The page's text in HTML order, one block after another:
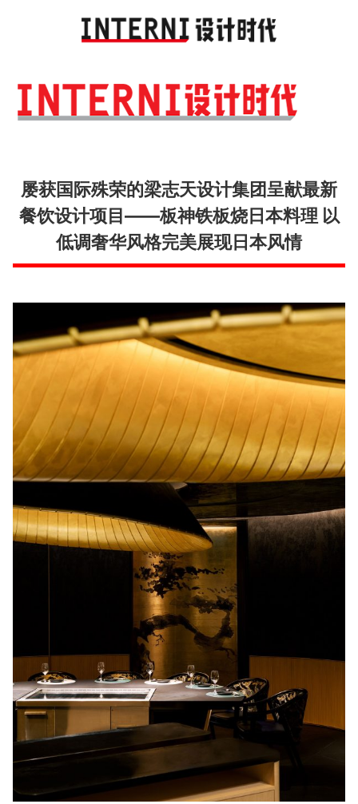
屡获国际殊荣的梁志天设计集团呈献最新
餐饮设计项目——板神铁板烧日本料理 以
低调奢华风格完美展现日本风情